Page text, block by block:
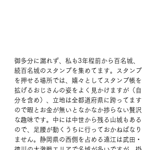
御多分に漏れず、私も3年程前から百名城、
続百名城のスタンプを集めてます。スタンプ
を押せる場所では、嬉々としてスタンプ帳を
拡げるおじさんの姿をよく見かけますが（自
分を含め）、立地は全都道府県に跨ってます
ので暇とお金が無いとなかなか捗らない贅沢
な趣味です。中には中世から残る山城もある
ので、足腰が動くうちに行っておかねばなり
ません。静岡県の西側を占める遠江は武田・